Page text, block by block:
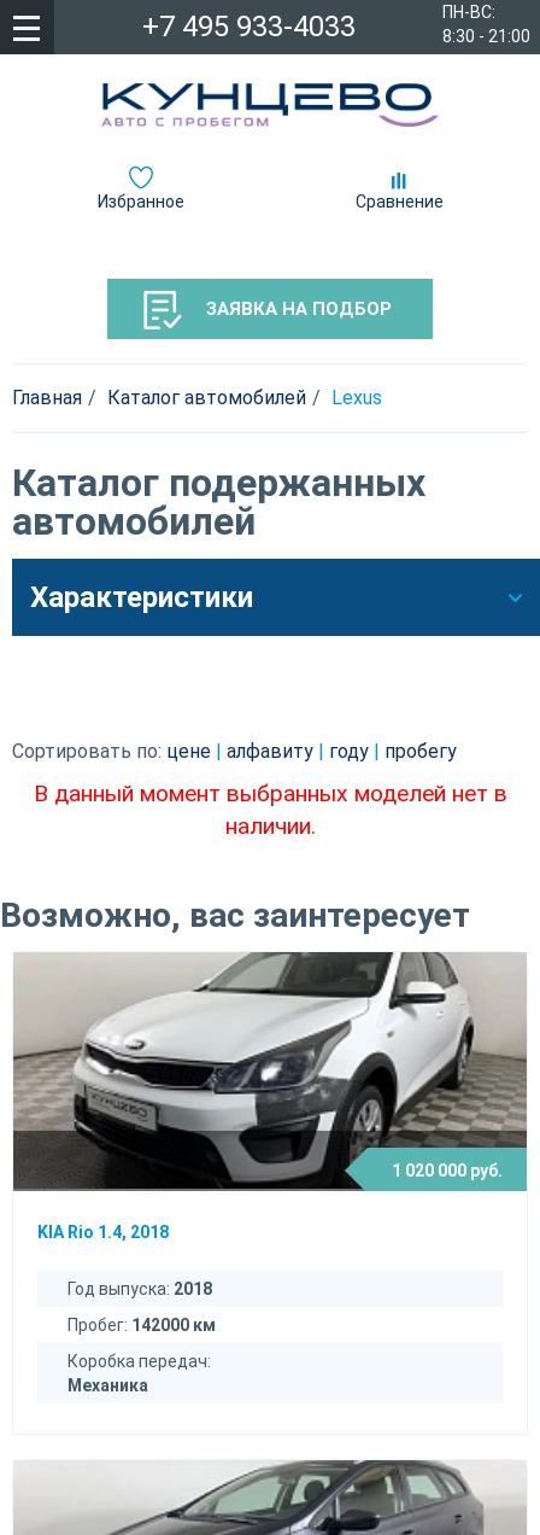
ПН-ВС:
8:30 - 21:00
+7 495 933-4033
Избранное Сравнение
ЗАЯВКА НА ПОДБОР
Главная Каталог автомобилей Lexus
Каталог подержанных
автомобилей
Характеристики
Сортировать по: цене алфавиту году пробегу
В данный момент выбранных моделей нет в
наличии.
Возможно, вас заинтересует
1 020 000 руб.
KIA Rio 1.4, 2018
Год выпуска: 2018
Пробег: 142000 км
Коробка передач:
Механика